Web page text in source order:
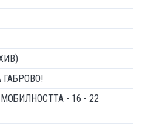
- 16 - 22